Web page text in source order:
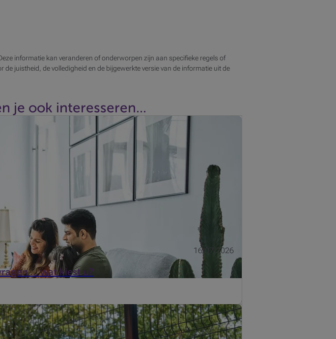
informatie kan veranderen of onderworpen zijn aan specifieke regels of
juistheid, de volledigheid en de bijgewerkte versie van de informatie uit de
je ook interesseren...
16/07/2026
… wat kiest u?
lening op afbetalingaan te gaan, ook als u al voldoende geld
vonden ze de perfecte oplossing.